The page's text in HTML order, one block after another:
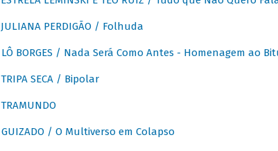
JULIANA PERDIGÃO / Folhuda
LÔ BORGES / Nada Será Como Antes - Homenagem ao
TRIPA SECA / Bipolar
TRAMUNDO
GUIZADO / O Multiverso em Colapso